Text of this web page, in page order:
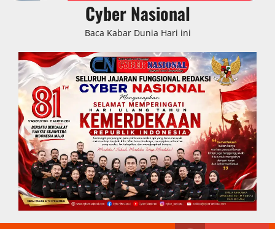
Cyber Nasional
Baca Kabar Dunia Hari ini